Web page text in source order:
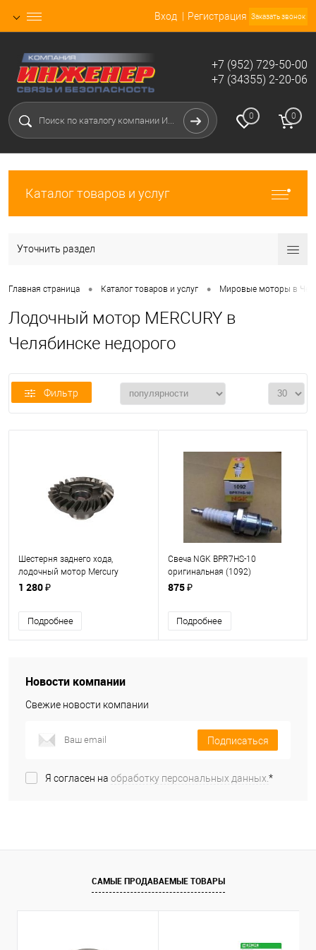
Вход Регистрация Заказать звонок
+7 (952) 729-50-00
+7 (34355) 2-20-06
0 0
Каталог товаров и услуг
Уточнить раздел
Главная страница • Каталог товаров и услуг • Мировые моторы в
Лодочный мотор MERCURY в
Челябинске недорого
Фильтр
Шестерня заднего хода,
лодочный мотор Mercury
9.9/15/18 л.с. (43-803741 1) TW
1 280 ₽
Подробнее
Свеча NGK BPR7HS-10
оригинальная (1092)
(MERCURY,SUZUKI,YAMAHA)
875 ₽
Подробнее
Новости компании
Свежие новости компании
Подписаться
Я согласен на обработку персональных данных.*
САМЫЕ ПРОДАВАЕМЫЕ ТОВАРЫ